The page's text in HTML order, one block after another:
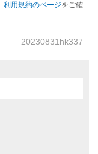
利用規約のページをご確
20230831hk337